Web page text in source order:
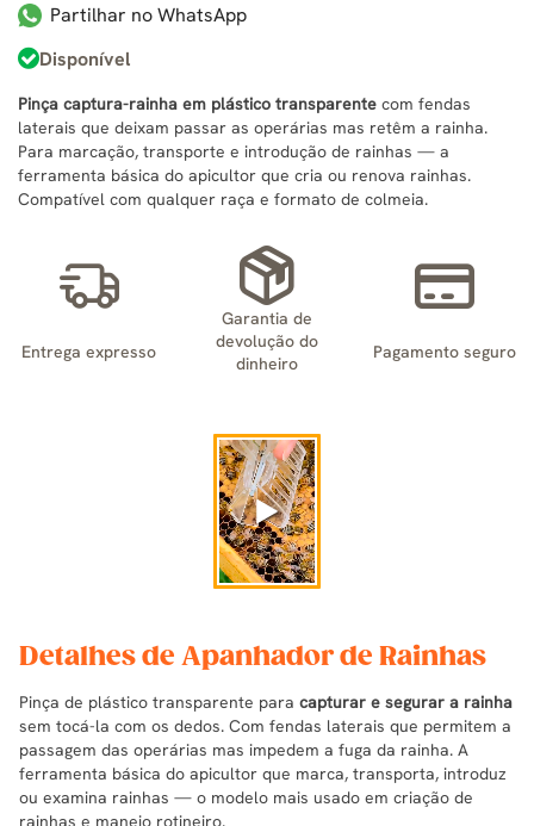
Partilhar no WhatsApp
Disponível
Pinça captura-rainha em plástico transparente com fendas
laterais que deixam passar as operárias mas retêm a rainha.
Para marcação, transporte e introdução de rainhas — a
ferramenta básica do apicultor que cria ou renova rainhas.
Compatível com qualquer raça e formato de colmeia.
Entrega expresso
Garantia de
devolução do
dinheiro
Pagamento seguro
Detalhes de Apanhador de Rainhas
Pinça de plástico transparente para capturar e segurar a rainha
sem tocá-la com os dedos. Com fendas laterais que permitem a
passagem das operárias mas impedem a fuga da rainha. A
ferramenta básica do apicultor que marca, transporta, introduz
ou examina rainhas — o modelo mais usado em criação de
rainhas e manejo rotineiro.